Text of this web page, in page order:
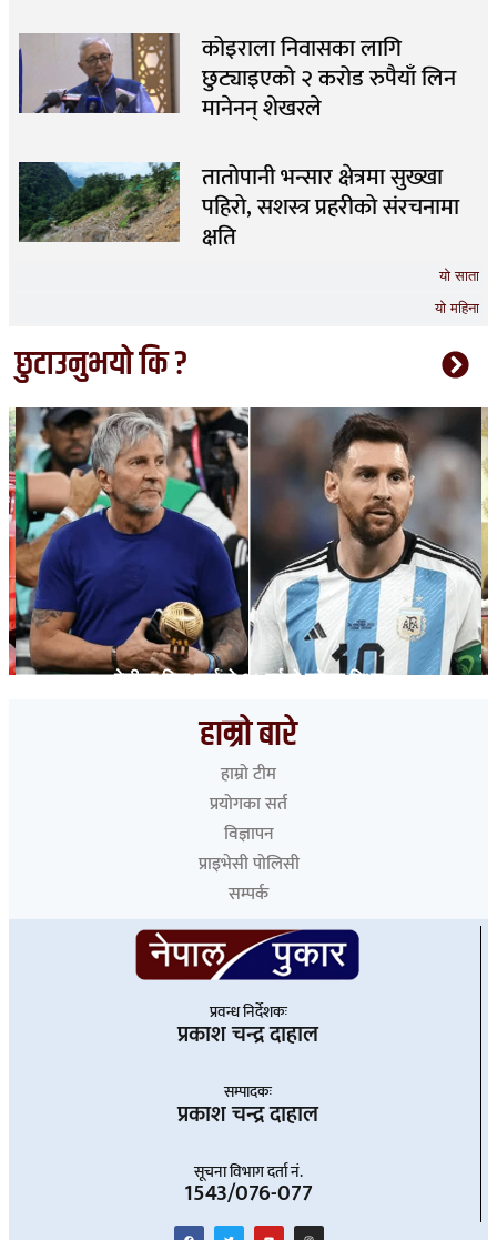
यो साता
यो महिना
कोइराला निवासका लागि
छुट्याइएको २ करोड रुपैयाँ लिन
मानेनन् शेखरले
तातोपानी भन्सार क्षेत्रमा सुख्खा
पहिरो, सशस्त्र प्रहरीको संरचनामा
क्षति
छुटाउनुभयो कि ?
मेसीका पिता जर्जको ६८ वर्षको उमेरमा निधन
हाम्रो बारे
हाम्रो टीम
प्रयोगका सर्त
विज्ञापन
प्राइभेसी पोलिसी
सम्पर्क
प्रवन्ध निर्देशकः
प्रकाश चन्द्र दाहाल
सम्पादकः
प्रकाश चन्द्र दाहाल
सूचना विभाग दर्ता नं.
1543/076-077